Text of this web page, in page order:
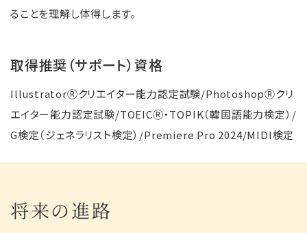
ることを理解し体得します。
取得推奨（サポート）資格
IllustratorⓇクリエイター能力認定試験/PhotoshopⓇクリ
エイター能力認定試験/TOEICⓇ・TOPIK（韓国語能力検定）/
G検定（ジェネラリスト検定）/Premiere Pro 2024/MIDI検定
将来の進路